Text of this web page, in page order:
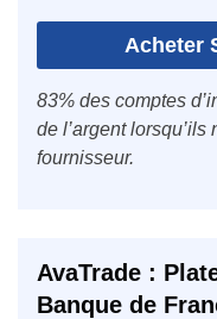
Acheter
83% des comptes
de l’argent
fournisseur.
AvaTrade :
Banque de